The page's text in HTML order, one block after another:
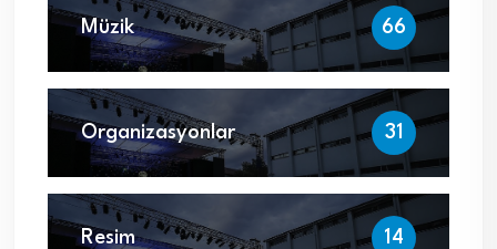
Müzik 66
Organizasyonlar 31
Resim 14